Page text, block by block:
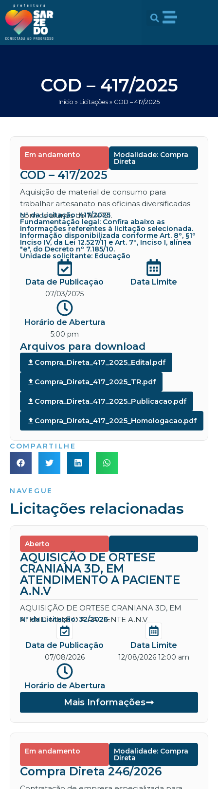
conteúdo
para
conteúdo
COD – 417/2025
Início » Licitações » COD – 417/2025
Em andamento Modalidade: Compra
Direta
COD – 417/2025
Aquisição de material de consumo para
trabalhar artesanato nas oficinas diversificadas
com os alunos do NAPSI.
Nº da Licitação: 417/2025
Fundamentação legal: Confira abaixo as
informações referentes à licitação selecionada.
Informação disponibilizada conforme Art. 8º, §1º
Inciso IV, da Lei 12.527/11 e Art. 7º, Inciso I, alínea
"e", do Decreto nº 7.185/10.
Unidade solicitante: Educação
Data de Publicação
07/03/2025
Data Limite
Horário de Abertura
5:00 pm
Arquivos para download
Compra_Direta_417_2025_Edital.pdf
Compra_Direta_417_2025_TR.pdf
Compra_Direta_417_2025_Publicacao.pdf
Compra_Direta_417_2025_Homologacao.pdf
COMPARTILHE
NAVEGUE
Licitações relacionadas
Aberto
AQUISIÇÃO DE ORTESE
CRANIANA 3D, EM
ATENDIMENTO A PACIENTE
A.N.V
AQUISIÇÃO DE ORTESE CRANIANA 3D, EM
ATENDIMENTO A PACIENTE A.N.V
Nº da Licitação: 32/2026
Data de Publicação
07/08/2026
Data Limite
12/08/2026 12:00 am
Horário de Abertura
Mais Informações
Em andamento Modalidade: Compra
Direta
Compra Direta 246/2026